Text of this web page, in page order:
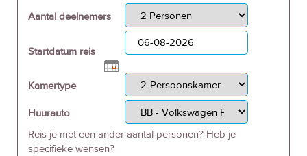
Aantal deelnemers
Startdatum reis
Kamertype
Huurauto
Reis je met een ander aantal personen? Heb je
specifieke wensen?